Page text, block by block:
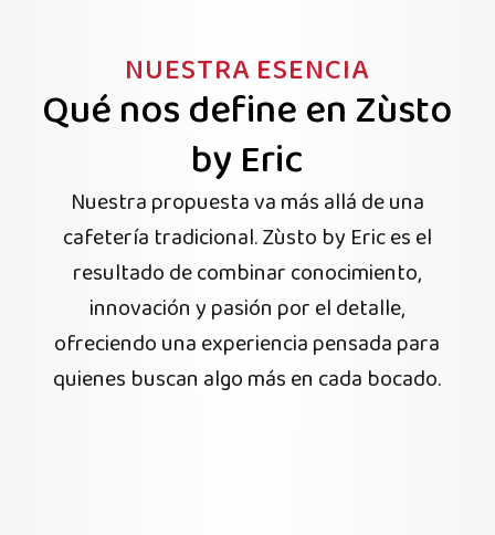
NUESTRA ESENCIA
Qué nos define en Zùsto
by Eric
Nuestra propuesta va más allá de una
cafetería tradicional. Zùsto by Eric es el
resultado de combinar conocimiento,
innovación y pasión por el detalle,
ofreciendo una experiencia pensada para
quienes buscan algo más en cada bocado.